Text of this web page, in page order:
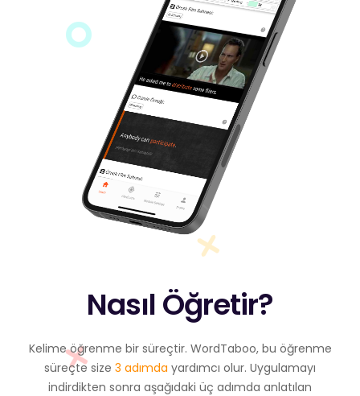
Nasıl Öğretir?
Kelime öğrenme bir süreçtir. WordTaboo, bu öğrenme
süreçte size 3 adımda yardımcı olur. Uygulamayı
indirdikten sonra aşağıdaki üç adımda anlatılan